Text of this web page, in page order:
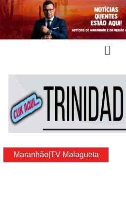
Maranhão| TV Malagueta